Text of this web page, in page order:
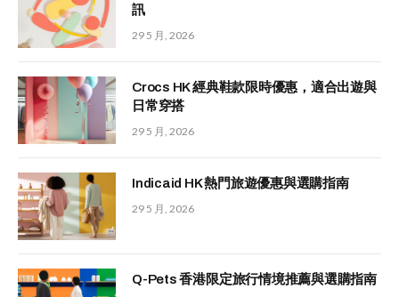
訊
29 5 月, 2026
Crocs HK 經典鞋款限時優惠，適合出遊與
日常穿搭
29 5 月, 2026
Indicaid HK 熱門旅遊優惠與選購指南
29 5 月, 2026
Q-Pets 香港限定旅行情境推薦與選購指南